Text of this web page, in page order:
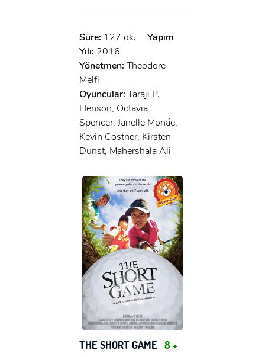
Süre: 127 dk.
Yapım
Yılı: 2016
Yönetmen: Theodore
Melfi
Oyuncular: Taraji P.
Henson, Octavia
Spencer, Janelle Monáe,
Kevin Costner, Kirsten
Dunst, Mahershala Ali
THE SHORT GAME 8 +